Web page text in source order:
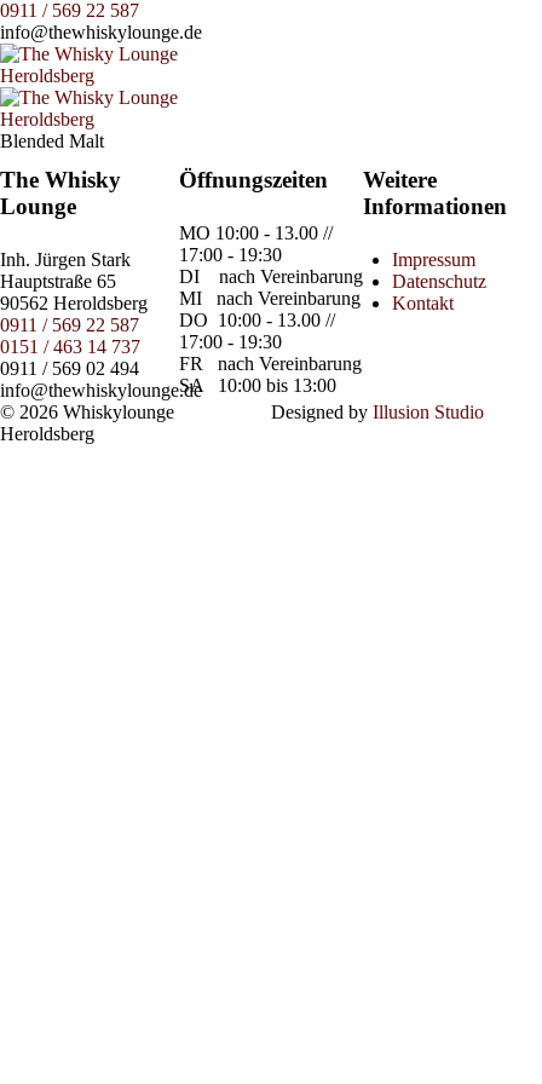
0911 / 569 22 587
info@thewhiskylounge.de
Blended Malt
The Whisky
Lounge
Inh. Jürgen Stark
Hauptstraße 65
90562 Heroldsberg
0911 / 569 22 587
0151 / 463 14 737
0911 / 569 02 494
info@thewhiskylounge.de
Öffnungszeiten
MO 10:00 - 13.00 //
17:00 - 19:30
DI
nach Vereinbarung
MI
nach Vereinbarung
DO 10:00 - 13.00 //
17:00 - 19:30
FR
nach Vereinbarung
SA
10:00 bis 13:00
Weitere
Informationen
Impressum
Datenschutz
Kontakt
© 2026 Whiskylounge
Heroldsberg
Designed by Illusion Studio